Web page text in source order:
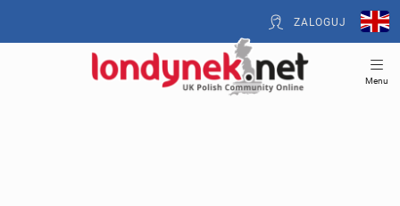
ZALOGUJ
Menu